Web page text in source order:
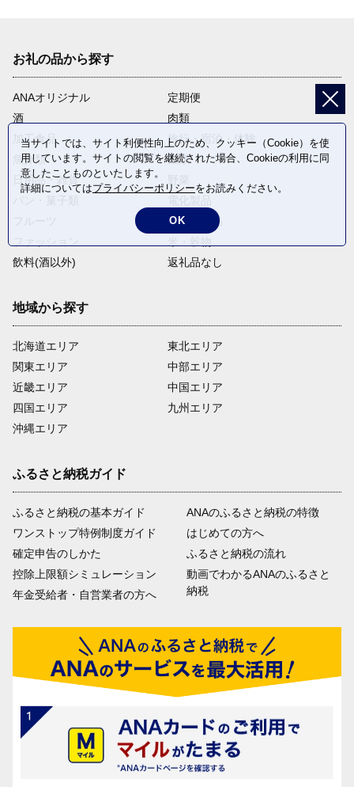
お礼の品から探す
ANAオリジナル
定期便
酒
肉類
加工食品
旅行・宿泊・体験
魚介類
麺類
日用品・雑貨
卵・乳製品
飲料(酒以外)
返礼品なし
地域から探す
北海道エリア
関東エリア
近畿エリア
四国エリア
沖縄エリア
東北エリア
中部エリア
中国エリア
九州エリア
ふるさと納税ガイド
ふるさと納税の基本ガイド
ワンストップ特例制度ガイド
確定申告のしかた
控除上限額シミュレーション
年金受給者・自営業者の方へ
ANAのふるさと納税の特徴
はじめての方へ
ふるさと納税の流れ
動画でわかるANAのふるさと
納税
当サイトでは、サイト利便性向上のため、クッキー（Cookie）を使
用しています。サイトの閲覧を継続された場合、Cookieの利用に同
意したことものといたします。
詳細についてはプライバシーポリシーをお読みください。
OK